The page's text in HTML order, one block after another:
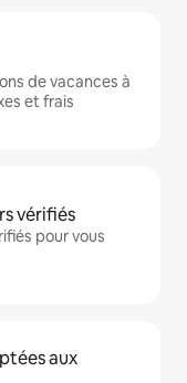
de vacances à
et frais
vérifiés
pour vous
aux